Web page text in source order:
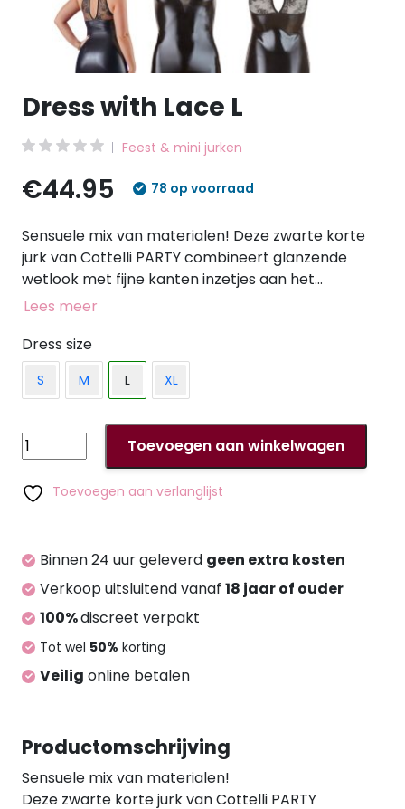
Dress with Lace L
Feest & mini jurken
€44.95 78 op voorraad
Sensuele mix van materialen! Deze zwarte korte
jurk van Cottelli PARTY combineert glanzende
wetlook met fijne kanten inzetjes aan het
decolleté en op de rug. Het sluit goed aan en
adembenemend sexy manier! Opstaande kraag
met 2 knopen aan de hals. Wet look 92% polyester,
8% elastaan; kant 90% polyamide, 10% elastaan.
Lees meer
Dress size
S M L XL
Dress
with
Lace
Toevoegen aan winkelwagen
Toevoegen aan verlanglijst
Binnen 24 uur geleverd geen extra kosten
Verkoop uitsluitend vanaf 18 jaar of ouder
100%discreet verpakt
Tot wel 50% korting
Veilig online betalen
Productomschrijving
Sensuele mix van materialen!
Deze zwarte korte jurk van Cottelli PARTY